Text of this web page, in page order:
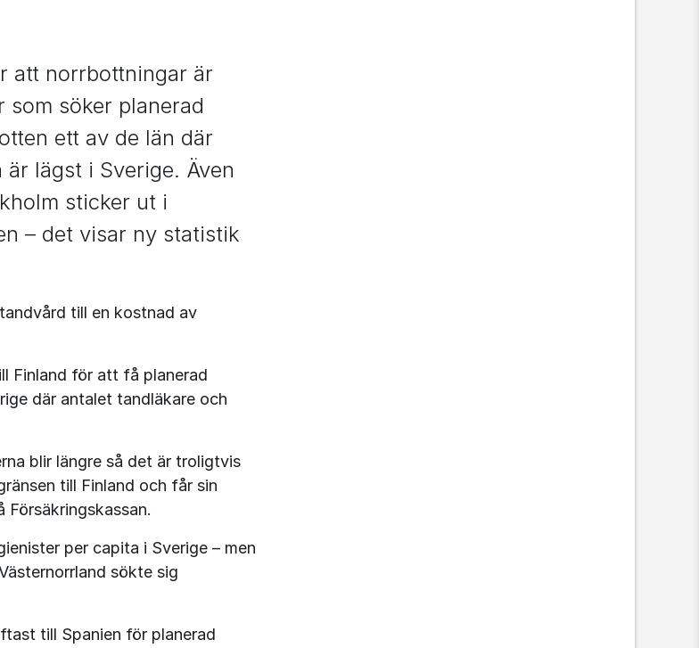
att norrbottningar är
som söker planerad
ett av de län där
lägst i Sverige. Även
sticker ut i
– det visar ny statistik
till en kostnad av
Finland för att få planerad
där antalet tandläkare och
blir längre så det är troligtvis
till Finland och får sin
Försäkringskassan.
per capita i Sverige – men
sökte sig
till Spanien för planerad